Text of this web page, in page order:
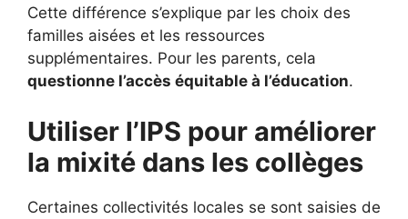
Cette différence s’explique par les choix des
familles aisées et les ressources
supplémentaires. Pour les parents, cela
questionne l’accès équitable à l’éducation.
Utiliser l’IPS pour améliorer
la mixité dans les collèges
Certaines collectivités locales se sont saisies de